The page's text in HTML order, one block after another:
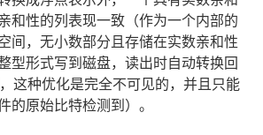
和性的列表现一致（作为一个内部的
间，无小数部分且存储在实数亲和性
型形式写到磁盘，读出时自动转换回
这种优化是完全不可见的，并且只能
的原始比特检测到）。